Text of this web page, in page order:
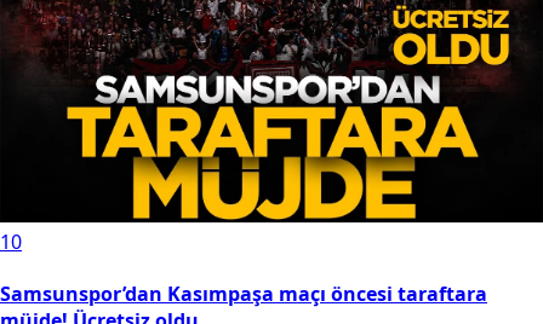
10
Samsunspor’dan Kasımpaşa maçı öncesi taraftara